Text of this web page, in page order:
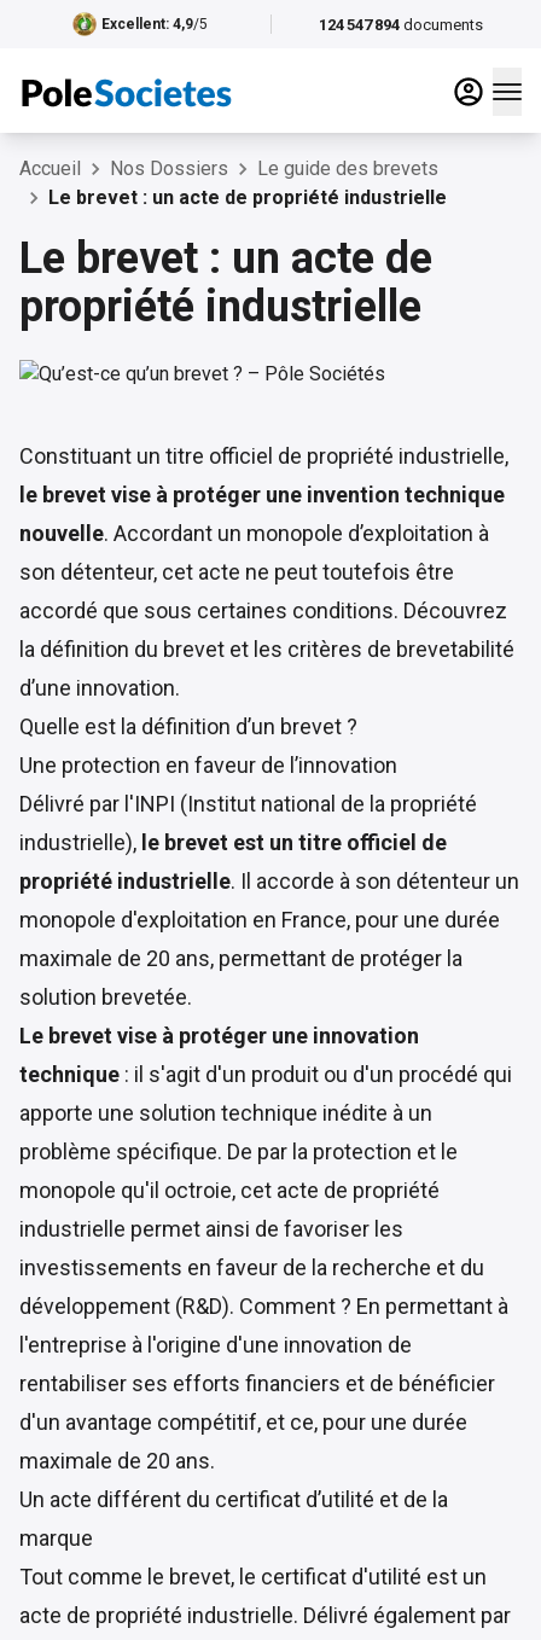
124 547 894 documents
Excellent: 4,9/5
Accueil Nos Dossiers
Le guide des brevets
Le brevet : un acte de propriété industrielle
Le brevet : un acte de
propriété industrielle
Constituant un titre officiel de propriété industrielle,
le brevet vise à protéger une invention technique
nouvelle. Accordant un monopole d’exploitation à
son détenteur, cet acte ne peut toutefois être
accordé que sous certaines conditions. Découvrez
la définition du brevet et les critères de brevetabilité
d’une innovation.
Quelle est la définition d’un brevet ?
Une protection en faveur de l’innovation
Délivré par l'INPI (Institut national de la propriété
industrielle), le brevet est un titre officiel de
propriété industrielle. Il accorde à son détenteur un
monopole d'exploitation en France, pour une durée
maximale de 20 ans, permettant de protéger la
solution brevetée.
Le brevet vise à protéger une innovation
technique : il s'agit d'un produit ou d'un procédé qui
apporte une solution technique inédite à un
problème spécifique. De par la protection et le
monopole qu'il octroie, cet acte de propriété
industrielle permet ainsi de favoriser les
investissements en faveur de la recherche et du
développement (R&D). Comment ? En permettant à
l'entreprise à l'origine d'une innovation de
rentabiliser ses efforts financiers et de bénéficier
d'un avantage compétitif, et ce, pour une durée
maximale de 20 ans.
Un acte différent du certificat d’utilité et de la
marque
Tout comme le brevet, le certificat d'utilité est un
acte de propriété industrielle. Délivré également par